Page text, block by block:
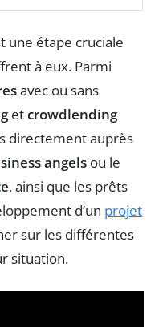
une étape cruciale
à eux. Parmi
avec ou sans
etcrowdlending
directement auprès
angels ou le
, ainsi que les prêts
d’un projet
sur les différentes
situation.